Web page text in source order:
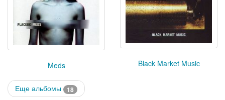
Meds Black Market Music
Еще альбомы 18